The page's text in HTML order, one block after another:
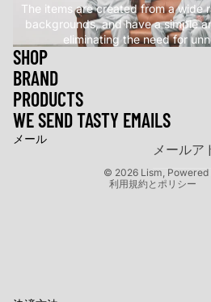
The items are created from a wide
backgrounds, and have a simple
eliminating the need for
SHOP
BRAND
PRODUCTS
WE SEND TASTY EMAILS
メール
© 2026 Lism ,
利用規約とポリシー
返金ポリシー
プライバシーポリシー
特定商取引法に基づく表記